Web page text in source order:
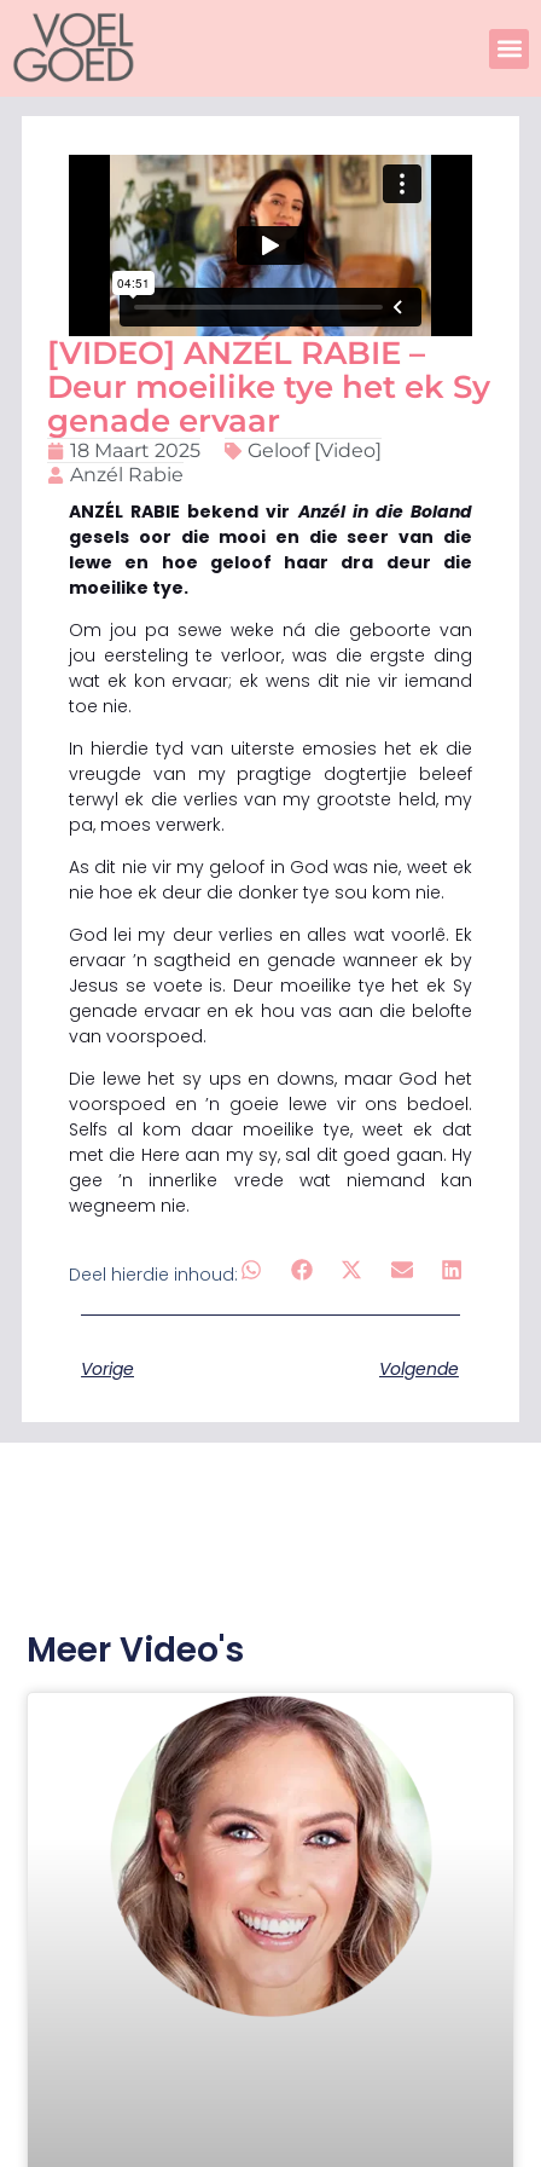
Skip
content
[VIDEO] ANZÉL RABIE –
Deur moeilike tye het ek Sy
genade ervaar
18 Maart 2025
Geloof [Video]
Anzél Rabie
ANZÉL RABIE bekend virAnzél in die Boland
gesels oor die mooi en die seer van die
lewe en hoe geloof haar dra deur die
moeilike tye.
Om jou pa sewe weke ná die geboorte van
jou eersteling te verloor, was die ergste ding
wat ek kon ervaar; ek wens dit nie vir iemand
toe nie.
In hierdie tyd van uiterste emosies het ek die
vreugde van my pragtige dogtertjie beleef
terwyl ek die verlies van my grootste held, my
pa, moes verwerk.
As dit nie vir my geloof in God was nie, weet ek
nie hoe ek deur die donker tye sou kom nie.
God lei my deur verlies en alles wat voorlê. Ek
ervaar ’n sagtheid en genade wanneer ek by
Jesus se voete is. Deur moeilike tye het ek Sy
genade ervaar en ek hou vas aan die belofte
van voorspoed.
Die lewe het sy ups en downs, maar God het
voorspoed en ’n goeie lewe vir ons bedoel.
Selfs al kom daar moeilike tye, weet ek dat
met die Here aan my sy, sal dit goed gaan. Hy
gee ’n innerlike vrede wat niemand kan
wegneem nie.
Deel hierdie inhoud:
Vorige Volgende
Meer Video's